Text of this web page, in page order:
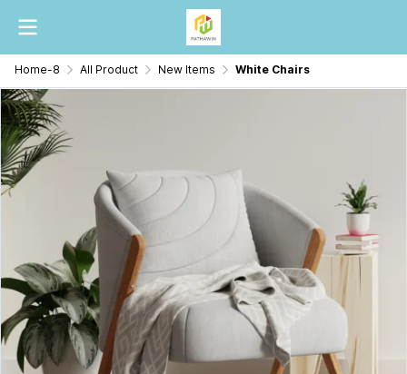
Home-8 All Product New Items White Chairs